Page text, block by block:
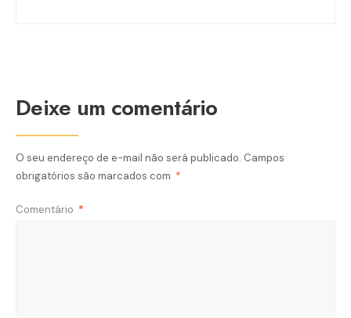
Deixe um comentário
O seu endereço de e-mail não será publicado. Campos
obrigatórios são marcados com *
Comentário *